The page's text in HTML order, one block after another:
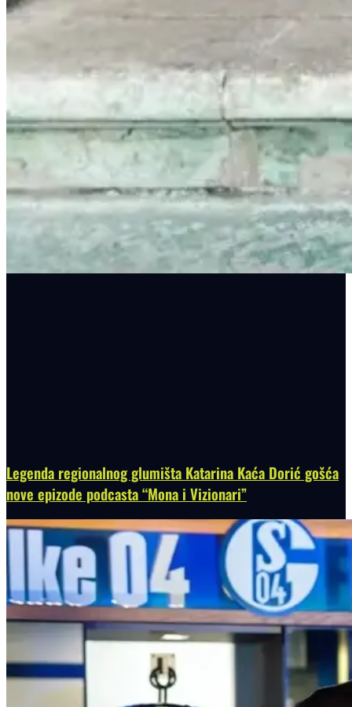
Legenda regionalnog glumišta Katarina Kaća Dorić gošća
nove epizode podcasta “Mona i Vizionari”